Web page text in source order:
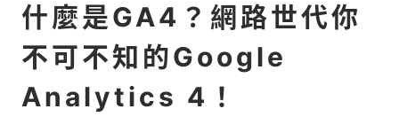
什麼是GA4？網路世代你
不可不知的Google
Analytics 4！